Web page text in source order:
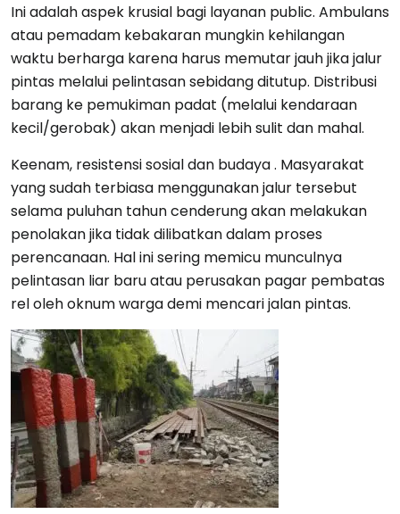
Ini adalah aspek krusial bagi layanan public. Ambulans
atau pemadam kebakaran mungkin kehilangan
waktu berharga karena harus memutar jauh jika jalur
pintas melalui pelintasan sebidang ditutup. Distribusi
barang ke pemukiman padat (melalui kendaraan
kecil/gerobak) akan menjadi lebih sulit dan mahal.
Keenam, resistensi sosial dan budaya . Masyarakat
yang sudah terbiasa menggunakan jalur tersebut
selama puluhan tahun cenderung akan melakukan
penolakan jika tidak dilibatkan dalam proses
perencanaan. Hal ini sering memicu munculnya
pelintasan liar baru atau perusakan pagar pembatas
rel oleh oknum warga demi mencari jalan pintas.